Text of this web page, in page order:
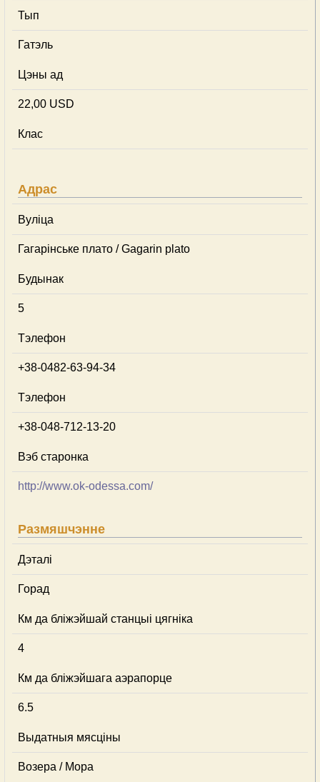
Тып
Гатэль
Цэны ад
22,00 USD
Клас
Адрас
Вуліца
Гагарінське плато / Gagarin plato
Будынак
5
Тэлефон
+38-0482-63-94-34
Тэлефон
+38-048-712-13-20
Вэб старонка
http://www.ok-odessa.com/
Размяшчэнне
Дэталі
Горад
Км да бліжэйшай станцыі цягніка
4
Км да бліжэйшага аэрапорце
6.5
Выдатныя мясціны
Возера / Мора